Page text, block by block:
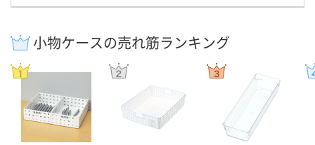
小物ケースの売れ筋ランキング